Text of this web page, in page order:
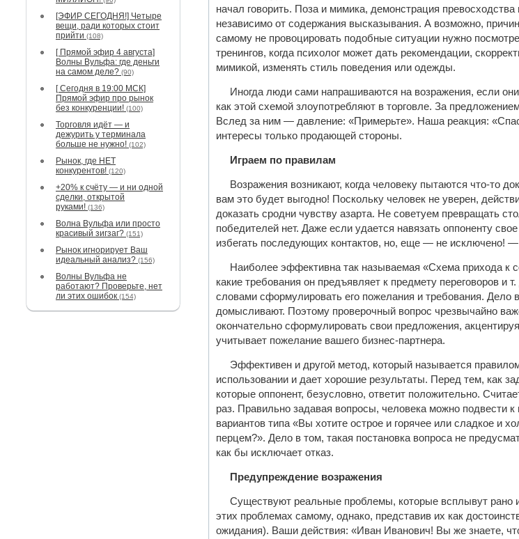
[ЭФИР СЕГОДНЯ!] Четыре
вещи, ради которых стоит
прийти (108)
[ Прямой эфир 4 августа]
Волны Вульфа: где деньги
на самом деле? (90)
[ Сегодня в 19:00 МСК]
Прямой эфир про рынок
без конкуренции! (100)
Торговля идёт — и
дежурить у терминала
больше не нужно! (102)
Рынок, где НЕТ
конкурентов! (120)
+20% к счёту — и ни одной
сделки, открытой
руками! (136)
Волна Вульфа или просто
красивый зигзаг? (151)
Рынок игнорирует Ваш
идеальный анализ? (156)
Волны Вульфа не
работают? Проверьте, нет
ли этих ошибок (154)
начал говорить. Поза и мимика, демонстрация
независимо от содержания высказывания. А возможно,
самому не провоцировать подобные ситуации нужно
тренингов, когда психолог может дать рекомендации,
мимикой, изменять стиль поведения или одежды.
Иногда люди сами напрашиваются на возражения, если
как этой схемой злоупотребляют в торговле. За
Вслед за ним — давление: «Примерьте». Наша реакция:
интересы только продающей стороны.
Играем по правилам
Возражения возникают, когда человеку пытаются что-то
вам это будет выгодно! Поскольку человек не уверен,
доказать сродни чувству азарта. Не советуем превращать
победителей нет. Даже если удается навязать оппоненту
избегать последующих контактов, но, еще — не исключено! —
Наиболее эффективна так называемая «Схема прихода к
какие требования он предъявляет к предмету переговоров и
словами сформулировать его пожелания и требования.
домысливают. Поэтому проверочный вопрос чрезвычайно
окончательно сформулировать свои предложения,
учитывает пожелание вашего бизнес-партнера.
Эффективен и другой метод, который называется
использовании и дает хорошие результаты. Перед тем, как
которые оппонент, безусловно, ответит положительно.
раз. Правильно задавая вопросы, человека можно подвести
вариантов типа «Вы хотите острое и горячее или сладкое и
перцем?». Дело в том, такая постановка вопроса не
как бы исключает отказ.
Предупреждение возражения
Существуют реальные проблемы, которые всплывут рано
этих проблемах самому, однако, представив их как
ожидания). Ваши действия: «Иван Иванович! Вы же знаете,